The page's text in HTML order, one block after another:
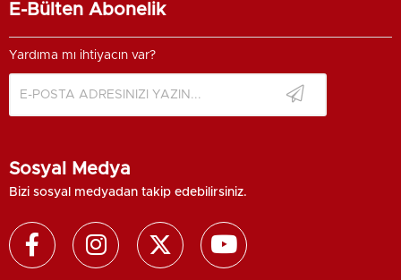
E-Bülten Abonelik
Yardıma mı ihtiyacın var?
Sosyal Medya
Bizi sosyal medyadan takip edebilirsiniz.